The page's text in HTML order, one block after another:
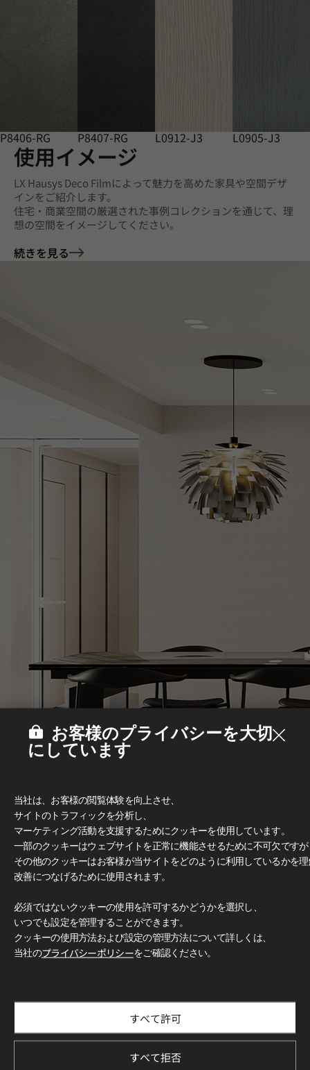
P8406-RG P8407-RG L0912-J3 L0905-J3
使用イメージ
LX Hausys Deco Filmによって魅力を高めた家具や空間デザ
インをご紹介します。
住宅・商業空間の厳選された事例コレクションを通じて、理
想の空間をイメージしてください。
続きを見る
Deco Film
お客様のプライバシーを大切
にしています
当社は、お客様の閲覧体験を向上させ、
サイトのトラフィックを分析し、
マーケティング活動を支援するためにクッキーを使用しています。
一部のクッキーはウェブサイトを正常に機能させるために不可欠です
その他のクッキーはお客様が当サイトをどのように利用しているかを
改善につなげるために使用されます。
必須ではないクッキーの使用を許可するかどうかを選択し、
いつでも設定を管理することができます。
クッキーの使用方法および設定の管理方法について詳しくは、
当社のプライバシーポリシーをご確認ください。
すべて許可
すべて拒否